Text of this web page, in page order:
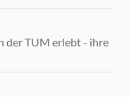
der TUM erlebt - ihre